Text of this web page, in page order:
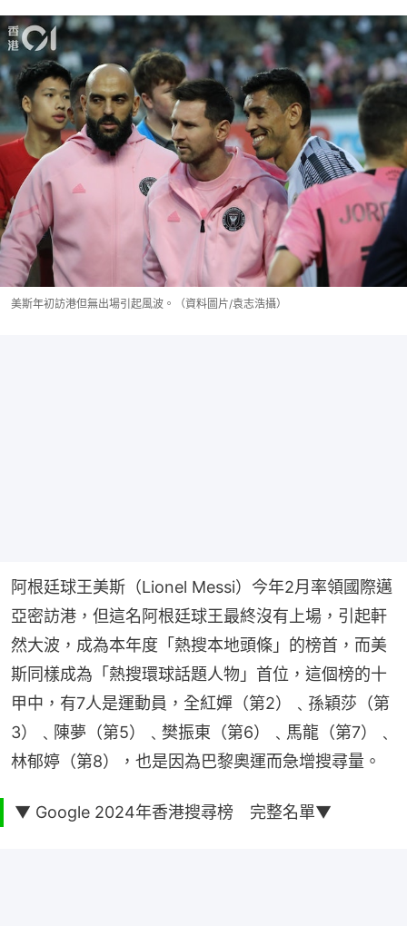
美斯年初訪港但無出場引起風波。（資料圖片/袁志浩攝）
阿根廷球王美斯（Lionel Messi）今年2月率領國際邁
亞密訪港，但這名阿根廷球王最終沒有上場，引起軒
然大波，成為本年度「熱搜本地頭條」的榜首，而美
斯同樣成為「熱搜環球話題人物」首位，這個榜的十
甲中，有7人是運動員，全紅嬋（第2）﹑孫穎莎（第
3）﹑陳夢（第5）﹑樊振東（第6）﹑馬龍（第7）﹑
林郁婷（第8），也是因為巴黎奧運而急增搜尋量。
▼ Google 2024年香港搜尋榜 完整名單▼